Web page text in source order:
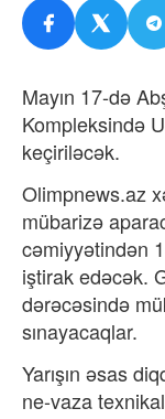
Mayın 17-də
Kompleksində
keçiriləcək.
Olimpnews.az
mübarizə
cəmiyyətindən
iştirak edəcək.
dərəcəsində
sınayacaqlar.
Yarışın əsas
ne-vaza